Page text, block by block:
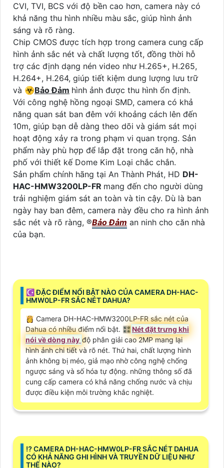
CVI, TVI, BCS với độ bền cao hơn, camera này có
khả năng thu hình nhiều màu sắc, giúp hình ảnh
sáng và rõ ràng.
Chip CMOS được tích hợp trong camera cung cấp
hình ảnh sắc nét và chất lượng tốt, đồng thời hỗ
trợ các định dạng nén video như H.265+, H.265,
H.264+, H.264, giúp tiết kiệm dung lượng lưu trữ
và ☣️Bảo Đảm hình ảnh được thu hình ổn định.
Với công nghệ hồng ngoại SMD, camera có khả
năng quan sát ban đêm với khoảng cách lên đến
10m, giúp bạn dễ dàng theo dõi và giám sát mọi
hoạt động xảy ra trong phạm vi quan trọng. Sản
phẩm này phù hợp để lắp đặt trong căn hộ, nhà
phố với thiết kế Dome Kim Loại chắc chắn.
Sản phẩm chính hãng tại An Thành Phát, HD DH-
HAC-HMW3200LP-FR mang đến cho người dùng
trải nghiệm giám sát an toàn và tin cậy. Dù là ban
ngày hay ban đêm, camera này đều cho ra hình ảnh
sắc nét và rõ ràng, ®️Bảo Đảm an ninh cho căn nhà
của bạn.
☪ ĐẶC ĐIỂM NỔI BẬT NÀO CỦA CAMERA DH-HAC-
HMW0LP-FR SẮC NÉT DAHUA?
👸 Camera DH-HAC-HMW3200LP-FR sắc nét của
Dahua có nhiều điểm nổi bật. 🎛Nét đặt trưng khi
nói về dòng này độ phân giải cao 2MP mang lại
hình ảnh chi tiết và rõ nét. Thứ hai, chất lượng hình
ảnh không bị méo, giả mạo nhờ công nghệ chống
ngược sáng và số hóa tự động. những thông số đã
cung cấp camera có khả năng chống nước và chịu
được điều kiện môi trường khắc nghiệt.
⁉️ CAMERA DH-HAC-HMW0LP-FR SẮC NÉT DAHUA
CÓ KHẢ NĂNG GHI HÌNH VÀ TRUYỀN DỮ LIỆU NHƯ
THẾ NÀO?